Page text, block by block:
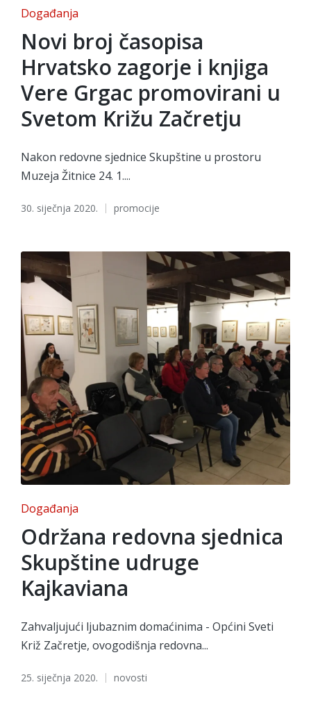
Posted
in
Događanja
Novi broj časopisa
Hrvatsko zagorje i knjiga
Vere Grgac promovirani u
Svetom Križu Začretju
Nakon redovne sjednice Skupštine u prostoru
Muzeja Žitnice 24. 1....
30. siječnja 2020.
Tags: promocije
Posted
in
Događanja
Održana redovna sjednica
Skupštine udruge
Kajkaviana
Zahvaljujući ljubaznim domaćinima - Općini Sveti
Križ Začretje, ovogodišnja redovna...
25. siječnja 2020.
Tags: novosti